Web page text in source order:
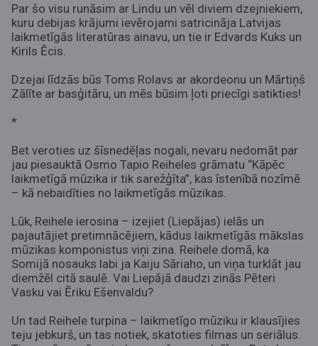
Par šo visu runāsim ar Lindu un vēl diviem dzejniekiem,
kuru debijas krājumi ievērojami satricināja Latvijas
laikmetīgās literatūras ainavu, un tie ir Edvards Kuks un
Kirils Ēcis.
Dzejai līdzās būs Toms Rolavs ar akordeonu un Mārtiņš
Zālīte ar basģitāru, un mēs būsim ļoti priecīgi satikties!
*
Bet veroties uz šīsnedēļas nogali, nevaru nedomāt par
jau piesauktā Osmo Tapio Reiheles grāmatu “Kāpēc
laikmetīgā mūzika ir tik sarežģīta”, kas īstenībā nozīmē
– kā nebaidīties no laikmetīgās mūzikas.
Lūk, Reihele ierosina – izejiet (Liepājas) ielās un
pajautājiet pretimnācējiem, kādus laikmetīgās mākslas
mūzikas komponistus viņi zina. Reihele domā, ka
Somijā nosauks labi ja Kaiju Sāriaho, un viņa turklāt jau
diemžēl citā saulē. Vai Liepājā daudzi zinās Pēteri
Vasku vai Ēriku Ešenvaldu?
Un tad Reihele turpina – laikmetīgo mūziku ir klausījies
teju jebkurš, un tas notiek, skatoties filmas un seriālus.